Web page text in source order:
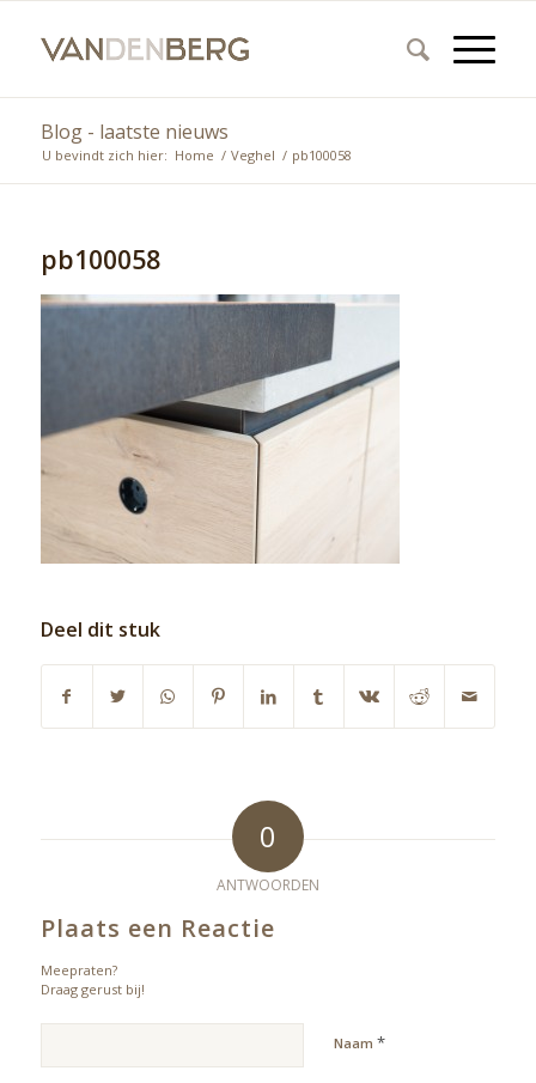
Blog - laatste nieuws
U bevindt zich hier: Home / Veghel / pb100058
pb100058
Deel dit stuk
0
ANTWOORDEN
Plaats een Reactie
Meepraten?
Draag gerust bij!
Naam *